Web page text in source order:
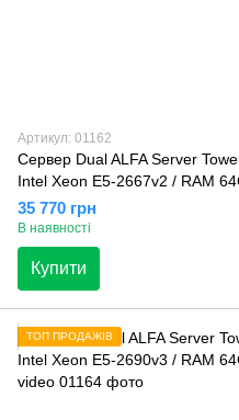
Артикул: 01162
Сервер Dual ALFA Server
Intel Xeon E5-2667v2 / RAM
35 770 грн
В наявності
Купити
ТОП ПРОДАЖІВ